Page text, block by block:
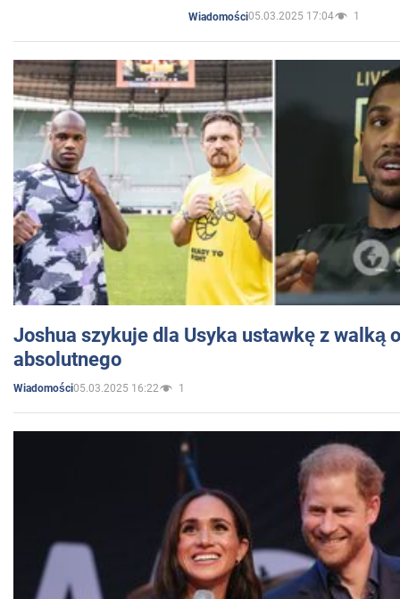
Wiadomości05.03.2025 17:04 1
Joshua szykuje dla Usyka ustawkę z walką
absolutnego
Wiadomości05.03.2025 16:22 1